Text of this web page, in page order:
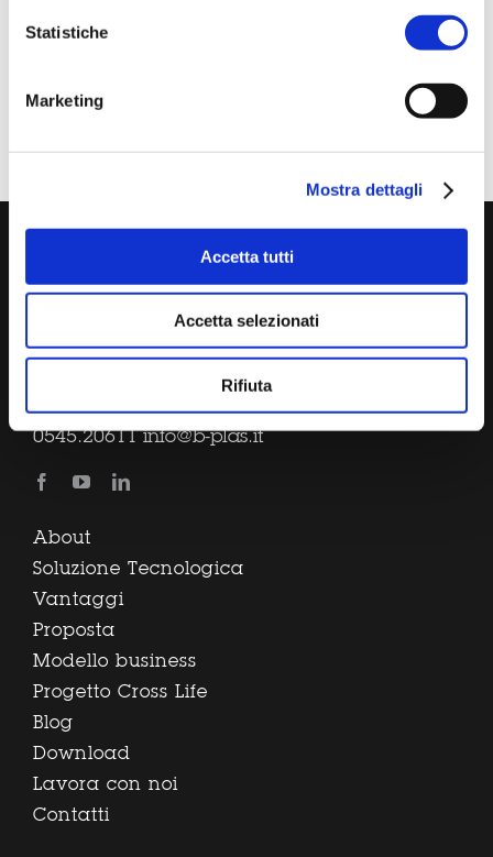
Statistiche
Marketing
Mostra dettagli
Accetta tutti
Accetta selezionati
Rifiuta
. La strada verso lo sviluppo
sostenibile è tracciata!
0545.20611 info@b-plas.it
About
Soluzione Tecnologica
Vantaggi
Proposta
Modello business
Progetto Cross Life
Blog
Download
Lavora con noi
Contatti